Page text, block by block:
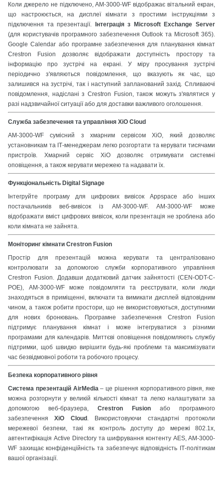
Коли джерело не підключено, AM-3000-WF відображає вітальний екран,
що настроюється, на дисплеї кімнати з простими інструкціями з
підключення та презентації.
Інтеграція з Microsoft Exchange Server
(для користувачів програмного забезпечення Outlook та Microsoft 365).
Google Calendar або програмне забезпечення для планування кімнат
Crestron Fusion дозволяє відображати доступність простору та
інформацію про зустрічі на екрані. У міру просування зустрічі
періодично з'являються повідомлення, що вказують як час, що
залишився на зустрічі, так і наступний запланований захід. Спливаючі
повідомлення, надіслані з Crestron Fusion, також можуть з'являтися у
разі надзвичайної ситуації або для доставки важливого оголошення.
Служба забезпечення та управління XiO Cloud
AM-3000-WF сумісний з хмарним сервісом XiO, який дозволяє
установникам та ІТ-менеджерам легко розгортати та керувати тисячами
пристроїв. Хмарний сервіс XiO дозволяє отримувати системні
оповіщення, а також керувати мережею та надавати їх.
Функціональність Digital Signage
Інтегруйте програму для цифрових вивісок Appspace або інших
постачальників веб-вивісок із AM-3000-WF. AM-3000-WF може
відображати вміст цифрових вивісок, коли презентація не зроблена або
коли кімната не зайнята.
Моніторинг кімнати Crestron Fusion
Простір для презентацій можна керувати та централізовано
контролювати за допомогою служби корпоративного управління
Crestron Fusion. Додавши додатковий датчик зайнятості (CEN-ODT-C-
POE), AM-3000-WF може повідомляти та реєструвати, коли люди
знаходяться в приміщенні, включати та вимикати дисплей відповідним
чином, а також робити простори, що не використовуються, доступними
для нових бронювань. Програмне забезпечення Crestron Fusion
підтримує планування кімнат і може інтегруватися з різними
програмами для календарів. Миттєві оповіщення повідомляють службу
підтримки, щоб швидко вирішити будь-які проблеми та максимізувати
час безвідмовної роботи та робочого процесу.
Безпека корпоративного рівня
Система презентацій AirMedia– це рішення корпоративного рівня, яке
можна розгорнути у великій кількості кімнат та легко налаштувати за
допомогою веб-браузера, Crestron Fusion або програмного
забезпеченняXiO Cloud . Використовуючи стандартні протоколи
мережевої безпеки, такі як контроль доступу до мережі 802.1x,
автентифікація Active Directory та шифрування контенту AES, AM-3000-
WF захищає конфіденційність та забезпечує відповідність ІТ-політикам
вашої організації.